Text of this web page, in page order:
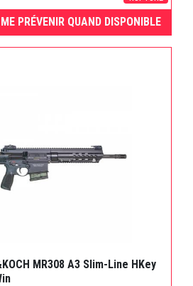
ME PRÉVENIR QUAND DISPONIBLE
MR308 A3 Slim-Line HKey